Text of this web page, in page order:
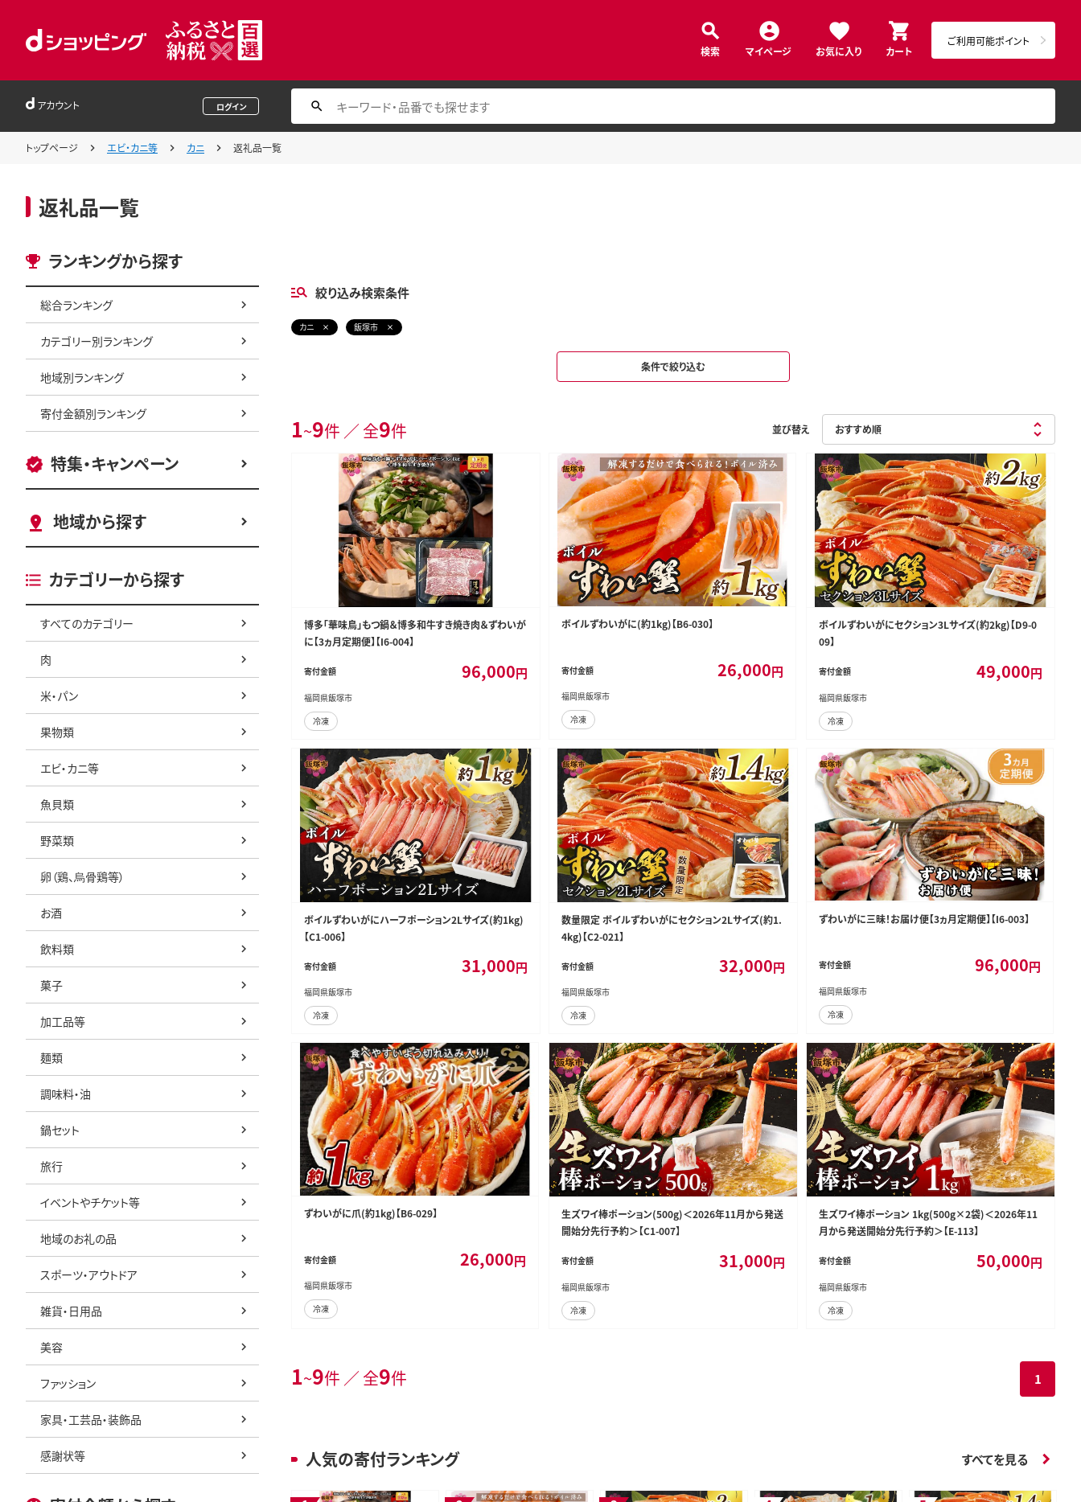
検索 マイページ お気に入り カート
ご利用可能ポイント
アカウント ログイン
トップページ エビ・カニ等 カニ 返礼品一覧
返礼品一覧
ランキングから探す
総合ランキング
カテゴリー別ランキング
地域別ランキング
寄付金額別ランキング
特集・キャンペーン
地域から探す
カテゴリーから探す
すべてのカテゴリー
肉
米・パン
果物類
エビ・カニ等
魚貝類
野菜類
卵（鶏、烏骨鶏等）
お酒
飲料類
菓子
加工品等
麺類
調味料・油
鍋セット
旅行
イベントやチケット等
地域のお礼の品
スポーツ・アウトドア
雑貨・日用品
美容
ファッション
家具・工芸品・装飾品
感謝状等
絞り込み検索条件
カニ 飯塚市
条件で絞り込む
1~9件 ／ 全9件 並び替え
博多「華味鳥」もつ鍋＆博多和牛すき焼き肉＆ずわいが
に【3ヵ月定期便】【I6-004】
寄付金額 96,000円
福岡県飯塚市
冷凍
ボイルずわいがに(約1kg)【B6-030】
寄付金額 26,000円
福岡県飯塚市
冷凍
ボイルずわいがにセクション3Lサイズ(約2kg)【D9-0
09】
寄付金額 49,000円
福岡県飯塚市
冷凍
ボイルずわいがにハーフポーション2Lサイズ(約1kg)
【C1-006】
寄付金額 31,000円
福岡県飯塚市
冷凍
数量限定 ボイルずわいがにセクション2Lサイズ(約1.
4kg)【C2-021】
寄付金額 32,000円
福岡県飯塚市
冷凍
ずわいがに三昧！お届け便【3ヵ月定期便】【I6-003】
寄付金額 96,000円
福岡県飯塚市
冷凍
ずわいがに爪(約1kg)【B6-029】
寄付金額 26,000円
福岡県飯塚市
冷凍
生ズワイ棒ポーション(500g)＜2026年11月から発送
開始分先行予約＞【C1-007】
寄付金額 31,000円
福岡県飯塚市
冷凍
生ズワイ棒ポーション 1kg(500g×2袋)＜2026年11
月から発送開始分先行予約＞【E-113】
寄付金額 50,000円
福岡県飯塚市
冷凍
1~9件 ／ 全9件 1
人気の寄付ランキング すべてを見る